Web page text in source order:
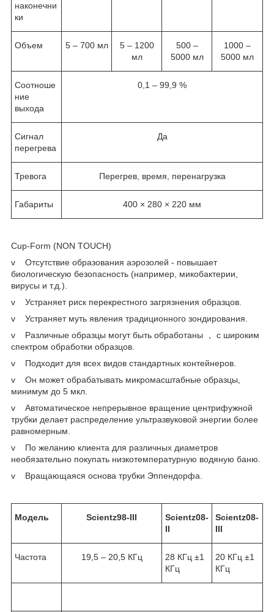
наконечни
ки
Объем 5 – 700 мл
5 – 1200
мл
500 –
5000 мл
1000 –
5000 мл
Соотноше
ние
выхода
0,1 – 99,9 %
Сигнал
перегрева
Да
Тревога Перегрев, время, перенагрузка
Габариты 400 × 280 × 220 мм
Cup-Form (NON TOUCH)
v Отсутствие образования аэрозолей - повышает
биологическую безопасность (например, микобактерии,
вирусы и т.д.).
v Устраняет риск перекрестного загрязнения образцов.
v Устраняет муть явления традиционного зондирования.
v Различные образцы могут быть обработаны ， с широким
спектром обработки образцов.
v Подходит для всех видов стандартных контейнеров.
v Он может обрабатывать микромасштабные образцы,
минимум до 5 мкл.
v Автоматическое непрерывное вращение центрифужной
трубки делает распределение ультразвуковой энергии более
равномерным.
v По желанию клиента для различных диаметров
необязательно покупать низкотемпературную водяную баню.
v Вращающаяся основа трубки Эппендорфа.
Модель Scientz98-III
Scientz08-
II
Scientz08-
III
Частота 19,5 – 20,5 КГц
28 КГц ±1
КГц
20 КГц ±1
КГц